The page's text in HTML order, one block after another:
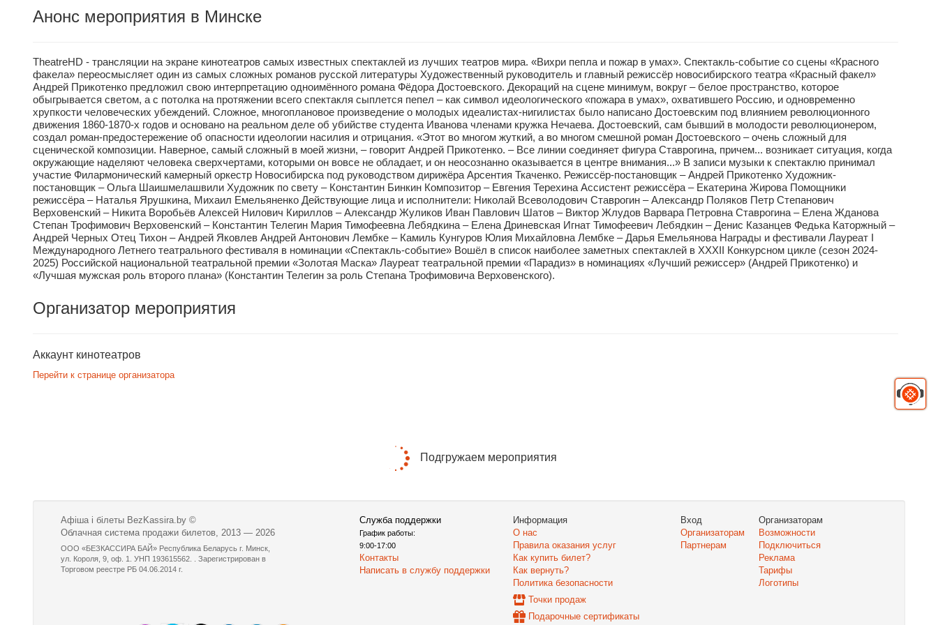
Анонс мероприятия в Минске
TheatreHD - трансляции на экране кинотеатров самых известных спектаклей из лучших театров мира. «Вихри пепла и пожар в умах». Спектакль-событие со сцены «Красного
факела» переосмысляет один из самых сложных романов русской литературы Художественный руководитель и главный режиссёр новосибирского театра «Красный факел»
Андрей Прикотенко предложил свою интерпретацию одноимённого романа Фёдора Достоевского. Декораций на сцене минимум, вокруг – белое пространство, которое
обыгрывается светом, а с потолка на протяжении всего спектакля сыплется пепел – как символ идеологического «пожара в умах», охватившего Россию, и одновременно
хрупкости человеческих убеждений. Сложное, многоплановое произведение о молодых идеалистах-нигилистах было написано Достоевским под влиянием революционного
движения 1860-1870-х годов и основано на реальном деле об убийстве студента Иванова членами кружка Нечаева. Достоевский, сам бывший в молодости революционером,
создал роман-предостережение об опасности идеологии насилия и отрицания. «Этот во многом жуткий, а во многом смешной роман Достоевского – очень сложный для
сценической композиции. Наверное, самый сложный в моей жизни, – говорит Андрей Прикотенко. – Все линии соединяет фигура Ставрогина, причем... возникает ситуация, когда
окружающие наделяют человека сверхчертами, которыми он вовсе не обладает, и он неосознанно оказывается в центре внимания...» В записи музыки к спектаклю принимал
участие Филармонический камерный оркестр Новосибирска под руководством дирижёра Арсентия Ткаченко. Режиссёр-постановщик – Андрей Прикотенко Художник-
постановщик – Ольга Шаишмелашвили Художник по свету – Константин Бинкин Композитор – Евгения Терехина Ассистент режиссёра – Екатерина Жирова Помощники
режиссёра – Наталья Ярушкина, Михаил Емельяненко Действующие лица и исполнители: Николай Всеволодович Ставрогин – Александр Поляков Петр Степанович
Верховенский – Никита Воробьёв Алексей Нилович Кириллов – Александр Жуликов Иван Павлович Шатов – Виктор Жлудов Варвара Петровна Ставрогина – Елена Жданова
Степан Трофимович Верховенский – Константин Телегин Мария Тимофеевна Лебядкина – Елена Дриневская Игнат Тимофеевич Лебядкин – Денис Казанцев Федька Каторжный –
Андрей Черных Отец Тихон – Андрей Яковлев Андрей Антонович Лембке – Камиль Кунгуров Юлия Михайловна Лембке – Дарья Емельянова Награды и фестивали Лауреат I
Международного Летнего театрального фестиваля в номинации «Спектакль-событие» Вошёл в список наиболее заметных спектаклей в XXXII Конкурсном цикле (сезон 2024-
2025) Российской национальной театральной премии «Золотая Маска» Лауреат театральной премии «Парадиз» в номинациях «Лучший режиссер» (Андрей Прикотенко) и
«Лучшая мужская роль второго плана» (Константин Телегин за роль Степана Трофимовича Верховенского).
Организатор мероприятия
Аккаунт кинотеатров
Перейти к странице организатора
Подгружаем мероприятия
Афіша і білеты BezKassira.by ©
Облачная система продажи билетов, 2013 — 2026
ООО «БЕЗКАССИРА БАЙ» Республика Беларусь г. Минск,
ул. Короля, 9, оф. 1. УНП 193615562. . Зарегистрирован в
Торговом реестре РБ 04.06.2014 г.
Служба поддержки
График работы:
9:00-17:00
Контакты
Написать в службу поддержки
Информация
О нас
Правила оказания услуг
Как купить билет?
Как вернуть?
Политика безопасности
Точки продаж
Подарочные сертификаты
Вход
Организаторам
Партнерам
Организаторам
Возможности
Подключиться
Реклама
Тарифы
Логотипы